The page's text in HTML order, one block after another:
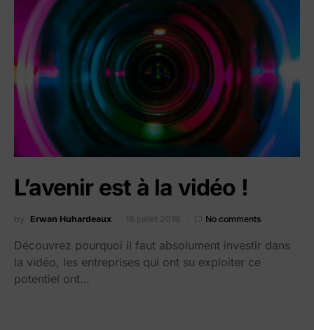
L’avenir est à la vidéo !
by Erwan Huhardeaux 16 juillet 2018 No comments
Découvrez pourquoi il faut absolument investir dans
la vidéo, les entreprises qui ont su exploiter ce
potentiel ont…